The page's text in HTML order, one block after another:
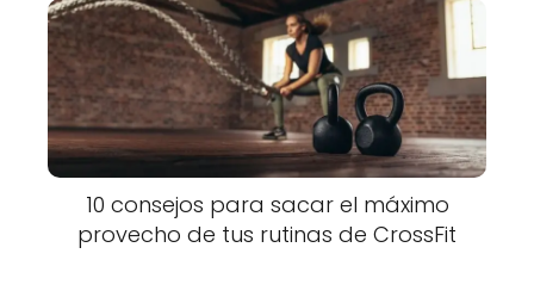
10 consejos para sacar el máximo
provecho de tus rutinas de CrossFit